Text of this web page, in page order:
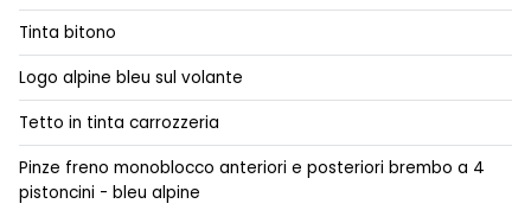
Ambient lighting personalizzabile con 4 modalità
Assistenza alla frenata di emergenza
Caricatore di bordo trifase per ricarica in corrente alternata
AC11kW,corrente continua DC100kW
Caricatore smartphone wireless
Tinta bitono
Logo alpine bleu sul volante
Tetto in tinta carrozzeria
Pinze freno monoblocco anteriori e posteriori brembo a 4
pistoncini - bleu alpine